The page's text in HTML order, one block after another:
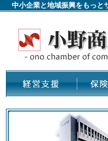
中小企業と地域振興をもっ